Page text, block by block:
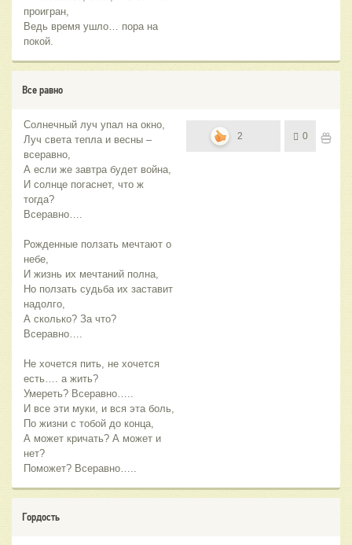
проигран,
Ведь время ушло… пора на
покой.
Все равно
Солнечный луч упал на окно,
Луч света тепла и весны –
всеравно,
А если же завтра будет война,
И солнце погаснет, что ж
тогда?
Всеравно….
Рожденные ползать мечтают о
небе,
И жизнь их мечтаний полна,
Но ползать судьба их заставит
надолго,
А сколько? За что?
Всеравно….
Не хочется пить, не хочется
есть…. а жить?
Умереть? Всеравно…..
И все эти муки, и вся эта боль,
По жизни с тобой до конца,
А может кричать? А может и
нет?
Поможет? Всеравно…..
2 0
Гордость